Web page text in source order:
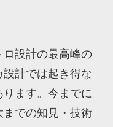
設計の最高峰の
計では起き得な
ます。今までに
での知見・技術